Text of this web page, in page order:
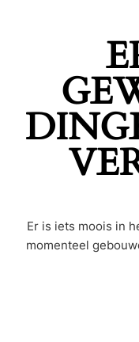
Er is iets moois in
momenteel